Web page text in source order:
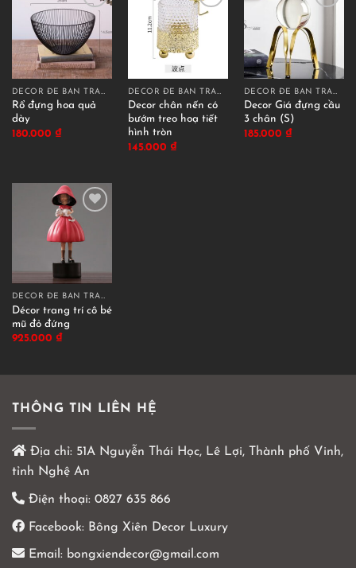
DECOR ĐỂ BÀN TRANG TRÍ
Rổ đựng hoa quả
dày
180.000 ₫
DECOR ĐỂ BÀN TRANG TRÍ
Decor chân nến có
bướm treo hoạ tiết
hình tròn
145.000 ₫
DECOR ĐỂ BÀN TRANG TRÍ
Decor Giá đựng cầu
3 chân (S)
185.000 ₫
DECOR ĐỂ BÀN TRANG TRÍ
Décor trang trí cô bé
mũ đỏ đứng
925.000 ₫
THÔNG TIN LIÊN HỆ
Địa chỉ: 51A Nguyễn Thái Học, Lê Lợi, Thành phố Vinh,
tỉnh Nghệ An
Điện thoại: 0827 635 866
Facebook: Bông Xiên Decor Luxury
Email: bongxiendecor@gmail.com